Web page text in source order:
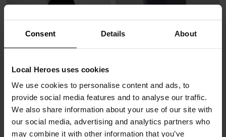
Consent Details About
Local Heroes uses cookies
We use cookies to personalise content and ads, to
provide social media features and to analyse our traffic.
We also share information about your use of our site with
our social media, advertising and analytics partners who
may combine it with other information that you’ve
SPODNIE TROUBLE CZARNE
83,00 zł
-60%
SOLD OUT
SPODNIE LH CLUB SPRANE NIEBIESKIE
161,40 zł